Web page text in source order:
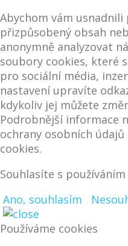
Abychom vám
přizpůsobený obsah
anonymně analyzovat
soubory cookies, které
pro sociální média,
nastavení upravíte
kdykoliv jej můžete
Podrobnější informace
ochrany osobních
cookies.
Souhlasíte s používáním
Ano, souhlasím
Používáme cookies